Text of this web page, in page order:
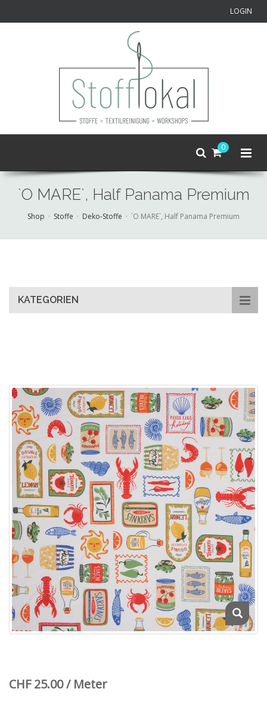
LOGIN
0
`O MARE`, Half Panama Premium
Shop Stoffe Deko-Stoffe `O MARE`, Half Panama Premium
KATEGORIEN
CHF 25.00 / Meter